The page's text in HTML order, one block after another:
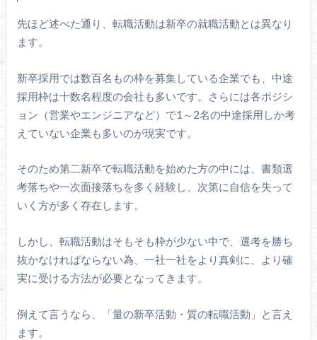
先ほど述べた通り、転職活動は新卒の就職活動とは異なり
ます。
新卒採用では数百名もの枠を募集している企業でも、中途
採用枠は十数名程度の会社も多いです。さらには各ポジシ
ョン（営業やエンジニアなど）で1～2名の中途採用しか考
えていない企業も多いのが現実です。
そのため第二新卒で転職活動を始めた方の中には、書類選
考落ちや一次面接落ちを多く経験し、次第に自信を失って
いく方が多く存在します。
しかし、転職活動はそもそも枠が少ない中で、選考を勝ち
抜かなければならない為、一社一社をより真剣に、より確
実に受ける方法が必要となってきます。
例えて言うなら、「量の新卒活動・質の転職活動」と言え
ます。